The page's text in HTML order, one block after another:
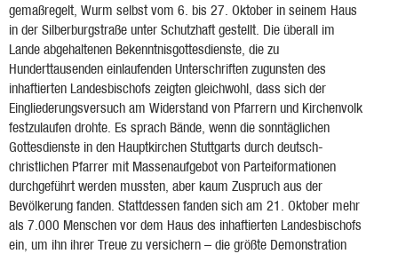
gemaßregelt, Wurm selbst vom 6. bis 27. Oktober in seinem Haus
in der Silberburgstraße unter Schutzhaft gestellt. Die überall im
Lande abgehaltenen Bekenntnisgottesdienste, die zu
Hunderttausenden einlaufenden Unterschriften zugunsten des
inhaftierten Landesbischofs zeigten gleichwohl, dass sich der
Eingliederungsversuch am Widerstand von Pfarrern und Kirchenvolk
festzulaufen drohte. Es sprach Bände, wenn die sonntäglichen
Gottesdienste in den Hauptkirchen Stuttgarts durch deutsch-
christlichen Pfarrer mit Massenaufgebot von Parteiformationen
durchgeführt werden mussten, aber kaum Zuspruch aus der
Bevölkerung fanden. Stattdessen fanden sich am 21. Oktober mehr
als 7.000 Menschen vor dem Haus des inhaftierten Landesbischofs
ein, um ihn ihrer Treue zu versichern – die größte Demonstration